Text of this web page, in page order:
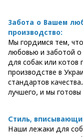
Забота о Вашем
производство:
Мы гордимся тем,
любовью и заботой
для собак или котов
производстве в
стандартов
лучшего, и мы
Стиль,
Наши лежаки для